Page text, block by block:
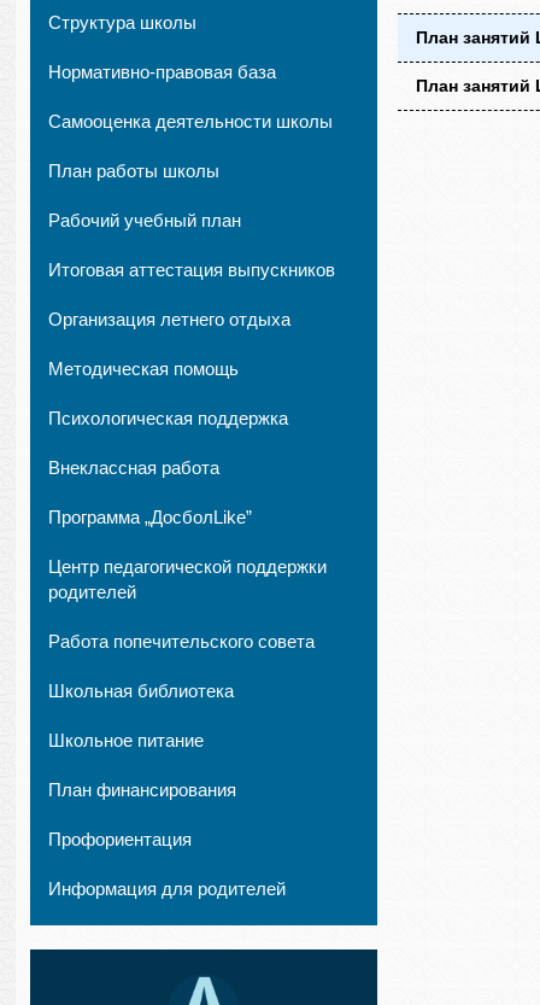
Структура школы
Нормативно-правовая база
Самооценка деятельности школы
План работы школы
Рабочий учебный план
Итоговая аттестация выпускников
Организация летнего отдыха
Методическая помощь
Психологическая поддержка
Внеклассная работа
Программа „ДосболLike”
Центр педагогической поддержки
родителей
Работа попечительского совета
Школьная библиотека
Школьное питание
План финансирования
Профориентация
Информация для родителей
План занятий
План занятий